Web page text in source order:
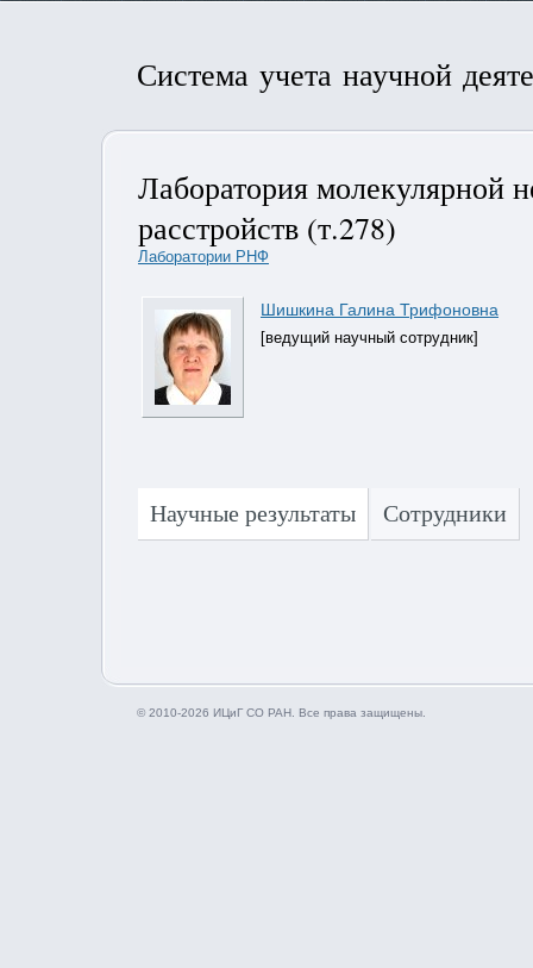
Система учета научной
Лаборатория молекулярной
расстройств (т.278)
Лаборатории РНФ
Шишкина Галина Трифоновна
[ведущий научный сотрудник]
Научные результаты Сотрудники
© 2010-2026 ИЦиГ СО РАН. Все права защищены.